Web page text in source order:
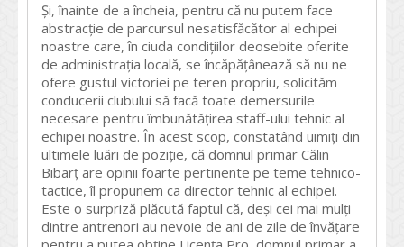
Și, înainte de a încheia, pentru că nu putem face
abstracție de parcursul nesatisfăcător al echipei
noastre care, în ciuda condițiilor deosebite oferite
de administrația locală, se încăpățânează să nu ne
ofere gustul victoriei pe teren propriu, solicităm
conducerii clubului să facă toate demersurile
necesare pentru îmbunătățirea staff-ului tehnic al
echipei noastre. În acest scop, constatând uimiți din
ultimele luări de poziție, că domnul primar Călin
Bibarț are opinii foarte pertinente pe teme tehnico-
tactice, îl propunem ca director tehnic al echipei.
Este o surpriză plăcută faptul că, deși cei mai mulți
dintre antrenori au nevoie de ani de zile de învățare